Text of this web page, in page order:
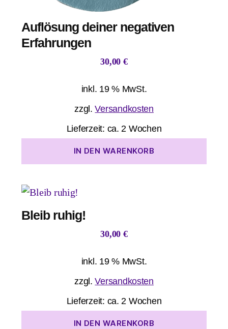
Auflösung deiner negativen
Erfahrungen
30,00 €
inkl. 19 % MwSt.
zzgl.Versandkosten
Lieferzeit: ca. 2 Wochen
IN DEN WARENKORB
Bleib ruhig!
30,00 €
inkl. 19 % MwSt.
zzgl.Versandkosten
Lieferzeit: ca. 2 Wochen
IN DEN WARENKORB